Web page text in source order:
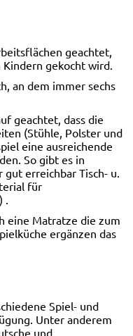
geachtet,
gekocht wird.
an dem immer sechs
geachtet, dass die
(Stühle, Polster und
eine ausreichende
So gibt es in
erreichbar Tisch- u.
für
eine Matratze die zum
ergänzen das
Spiel- und
Unter anderem
und